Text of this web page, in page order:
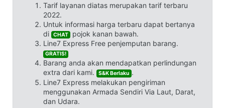
Tarif layanan diatas merupakan tarif terbaru
2022.
Untuk informasi harga terbaru dapat bertanya
di
CHAT
pojok kanan bawah.
Line7 Express Free penjemputan barang.
GRATIS!
Barang anda akan mendapatkan perlindungan
extra dari kami.
S&K Berlaku .
Line7 Express melakukan pengiriman
menggunakan Armada Sendiri Via Laut, Darat,
dan Udara.